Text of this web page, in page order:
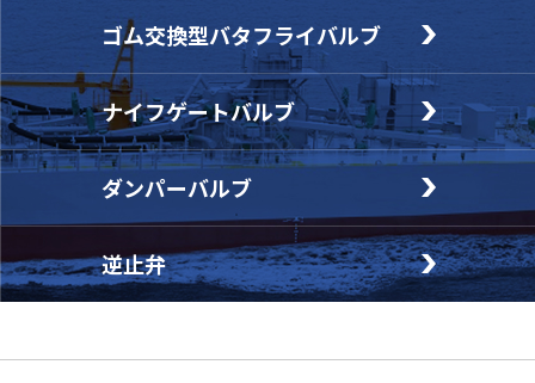
ゴム交換型バタフライバルブ
ナイフゲートバルブ
ダンパーバルブ
逆止弁